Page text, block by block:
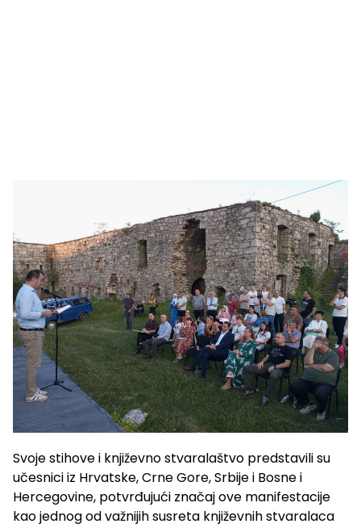
Svoje stihove i književno stvaralaštvo predstavili su
učesnici iz Hrvatske, Crne Gore, Srbije i Bosne i
Hercegovine, potvrđujući značaj ove manifestacije
kao jednog od važnijih susreta književnih stvaralaca